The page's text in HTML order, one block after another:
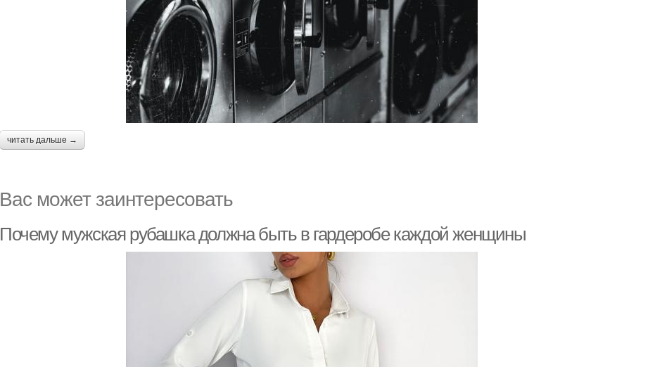
читать дальше →
Вас может заинтересовать
Почему мужская рубашка должна быть в гардеробе каждой женщины